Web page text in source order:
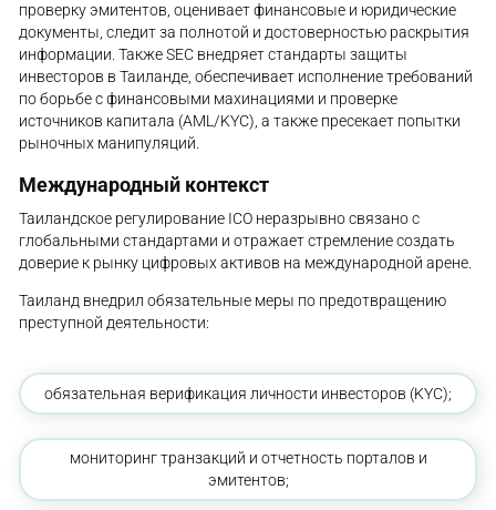
проверку эмитентов, оценивает финансовые и юридические
документы, следит за полнотой и достоверностью раскрытия
информации. Также SEC внедряет стандарты защиты
инвесторов в Таиланде, обеспечивает исполнение требований
по борьбе с финансовыми махинациями и проверке
источников капитала (AML/KYC), а также пресекает попытки
рыночных манипуляций.
Международный контекст
Таиландское регулирование ICO неразрывно связано с
глобальными стандартами и отражает стремление создать
доверие к рынку цифровых активов на международной арене.
Таиланд внедрил обязательные меры по предотвращению
преступной деятельности:
обязательная верификация личности инвесторов (KYC);
мониторинг транзакций и отчетность порталов и
эмитентов;